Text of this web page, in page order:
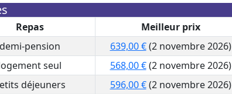
Repas
Meilleur prix
demi-pension 639,00 €(2 novembre 2026)
seul 568,00 €(2 novembre 2026)
déjeuners 596,00 €(2 novembre 2026)